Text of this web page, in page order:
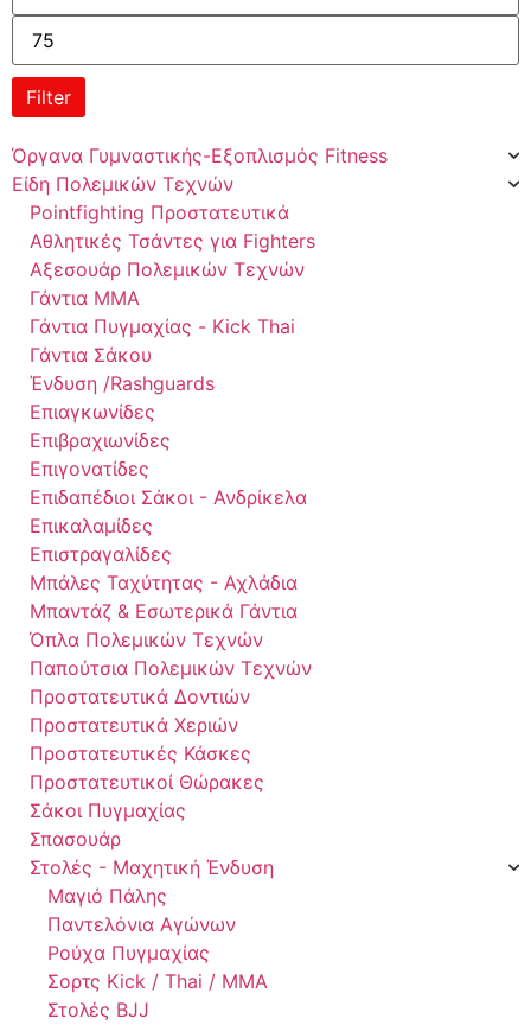
Filter
Όργανα Γυμναστικής-Εξοπλισμός Fitness
Είδη Πολεμικών Τεχνών
Pointfighting Προστατευτικά
Αθλητικές Τσάντες για Fighters
Αξεσουάρ Πολεμικών Τεχνών
Γάντια ΜΜΑ
Γάντια Πυγμαχίας - Kick Thai
Γάντια Σάκου
Ένδυση /Rashguards
Επιαγκωνίδες
Επιβραχιωνίδες
Επιγονατίδες
Επιδαπέδιοι Σάκοι - Ανδρίκελα
Επικαλαμίδες
Επιστραγαλίδες
Μπάλες Ταχύτητας - Αχλάδια
Μπαντάζ & Εσωτερικά Γάντια
Όπλα Πολεμικών Τεχνών
Παπούτσια Πολεμικών Τεχνών
Προστατευτικά Δοντιών
Προστατευτικά Χεριών
Προστατευτικές Κάσκες
Προστατευτικοί Θώρακες
Σάκοι Πυγμαχίας
Σπασουάρ
Στολές - Μαχητική Ένδυση
Μαγιό Πάλης
Παντελόνια Αγώνων
Ρούχα Πυγμαχίας
Σορτς Kick / Thai / MMA
Στολές BJJ